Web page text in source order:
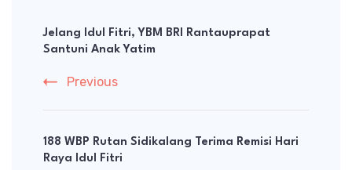
Navigation
Jelang Idul Fitri, YBM BRI Rantauprapat
Santuni Anak Yatim
Previous
188 WBP Rutan Sidikalang Terima Remisi Hari
Raya Idul Fitri